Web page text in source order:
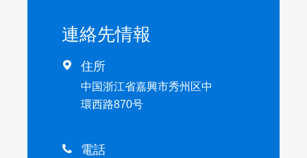
連絡先情報
 住所
中国浙江省嘉興市秀州区中
環西路870号
 電話